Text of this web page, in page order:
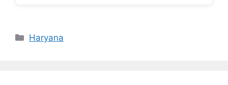
Categories
Haryana